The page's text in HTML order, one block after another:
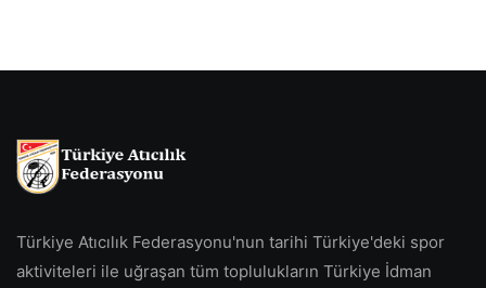
Türkiye Atıcılık Federasyonu'nun tarihi Türkiye'deki spor
aktiviteleri ile uğraşan tüm toplulukların Türkiye İdman